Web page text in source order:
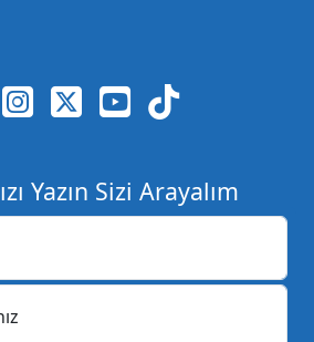
Yazın Sizi Arayalım